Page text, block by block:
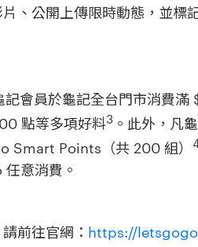
、公開上傳限時動態，並
記會員於龜記全台門市消費
點等多項好料3 。此外，凡
Smart Points（共 200 組）
意消費。
前往官網： https://